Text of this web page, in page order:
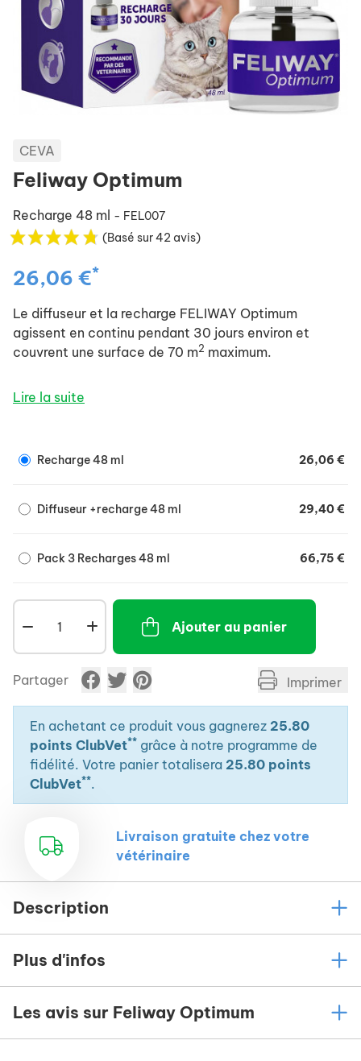
CEVA
Feliway Optimum
Recharge 48 ml - FEL007
(Basé sur 42 avis)
26,06 €*
Le diffuseur et la recharge FELIWAY Optimum
agissent en continu pendant 30 jours environ et
couvrent une surface de 70 m2 maximum.
Aide les chats à surmonter les situations stressantes
Griffades réactionnelles,
Lire la suite
Recharge 48 ml 26,06 €
Diffuseur +recharge 48 ml 29,40 €
Pack 3 Recharges 48 ml 66,75 €
Ajouter au panier
Partager Imprimer
En achetant ce produit vous gagnerez 25.80
points ClubVet** grâce à notre programme de
fidélité. Votre panier totalisera 25.80 points
ClubVet**.
Livraison gratuite chez votre
vétérinaire
Description
Plus d'infos
Les avis sur Feliway Optimum